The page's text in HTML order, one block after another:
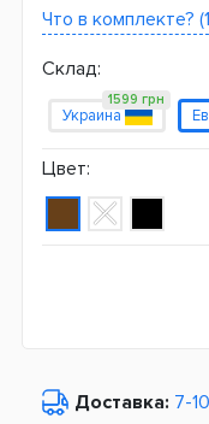
Что в комплекте?
Склад:
Украина
1599 грн
Цвет:
Доставка: 7-